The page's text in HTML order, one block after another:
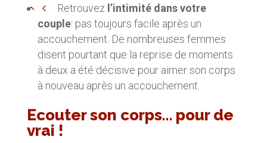
Retrouvez l’intimité dans votre
couple: pas toujours facile après un
accouchement. De nombreuses femmes
disent pourtant que la reprise de moments
à deux a été décisive pour aimer son corps
à nouveau après un accouchement.
Ecouter son corps… pour de
vrai !